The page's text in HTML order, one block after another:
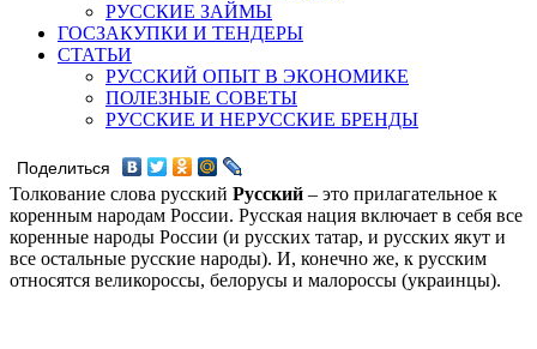
РУССКИЕ ЗАЙМЫ
ГОСЗАКУПКИ И ТЕНДЕРЫ
СТАТЬИ
РУССКИЙ ОПЫТ В ЭКОНОМИКЕ
ПОЛЕЗНЫЕ СОВЕТЫ
РУССКИЕ И НЕРУССКИЕ БРЕНДЫ
Поделиться
Толкование слова русский Русский – это прилагательное к
коренным народам России. Русская нация включает в себя все
коренные народы России (и русских татар, и русских якут и
все остальные русские народы). И, конечно же, к русским
относятся великороссы, белорусы и малороссы (украинцы).